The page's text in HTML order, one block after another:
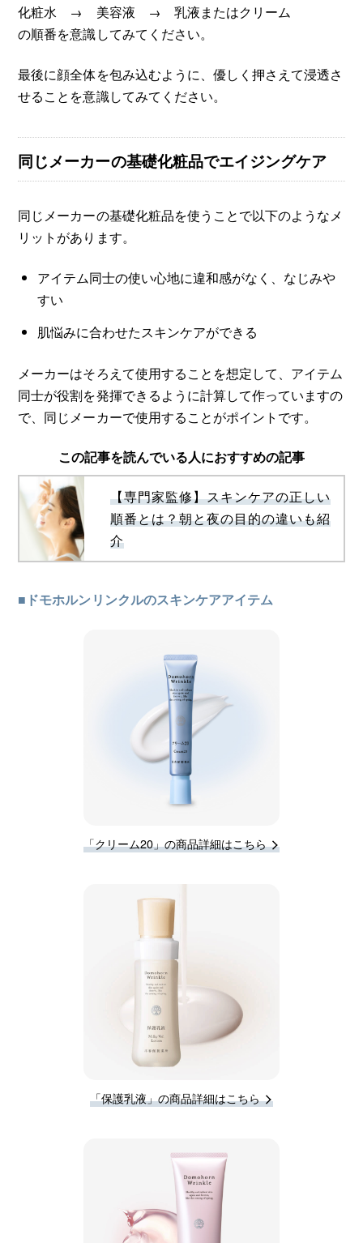
化粧水 → 美容液 → 乳液またはクリーム
の順番を意識してみてください。
最後に顔全体を包み込むように、優しく押さえて浸透さ
せることを意識してみてください。
同じメーカーの基礎化粧品でエイジングケア
同じメーカーの基礎化粧品を使うことで以下のようなメ
リットがあります。
アイテム同士の使い心地に違和感がなく、なじみや
すい
肌悩みに合わせたスキンケアができる
メーカーはそろえて使用することを想定して、アイテム
同士が役割を発揮できるように計算して作っていますの
で、同じメーカーで使用することがポイントです。
この記事を読んでいる人におすすめの記事
【専門家監修】スキンケアの正しい
順番とは？朝と夜の目的の違いも紹
介
■ドモホルンリンクルのスキンケアアイテム
「クリーム20」の商品詳細はこちら
「保護乳液」の商品詳細はこちら